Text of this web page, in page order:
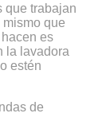
que trabajan
que
es
la lavadora
estén
de